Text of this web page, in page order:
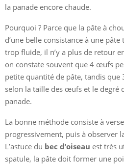
la panade encore chaude.
Pourquoi ? Parce que la pâte à
d’une belle consistance à une
trop fluide, il n’y a plus de retour
on constate souvent que 4 œufs
petite quantité de pâte, tandis que
selon la taille des œufs et le degré
panade.
La bonne méthode consiste à
progressivement, puis à observer
L’astuce du bec d’oiseau est très
spatule, la pâte doit former une